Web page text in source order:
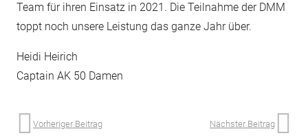
Team für ihren Einsatz in 2021. Die Teilnahme der DMM
toppt noch unsere Leistung das ganze Jahr über.
Heidi Heirich
Captain AK 50 Damen
Vorheriger Beitrag Nächster Beitrag